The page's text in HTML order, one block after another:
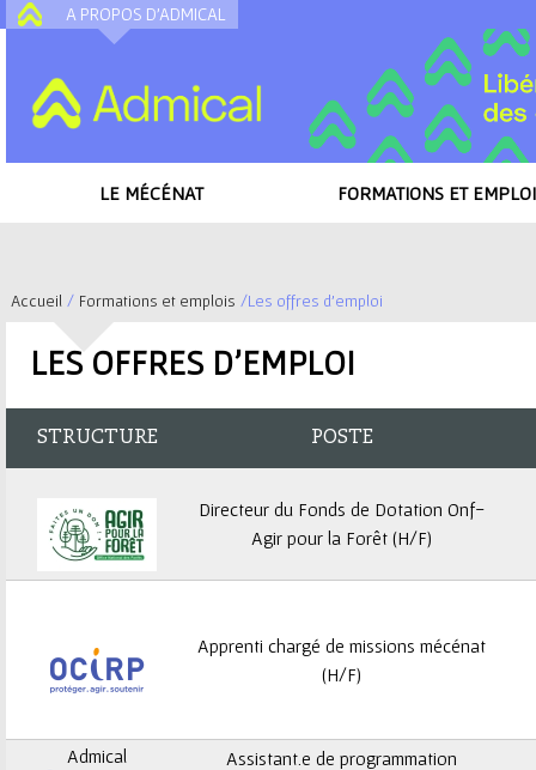
A PROPOS D'ADMICAL
LE MÉCÉNAT FORMATIONS ET
t
i
Accueil / Formations et emplois /Les offres d'emploi
LES OFFRES D'EMPLOI
STRUCTURE POSTE
Directeur du Fonds de Dotation Onf-
Agir pour la Forêt (H/F)
Apprenti chargé de missions mécénat
(H/F)
Admical
Assistant.e de programmation